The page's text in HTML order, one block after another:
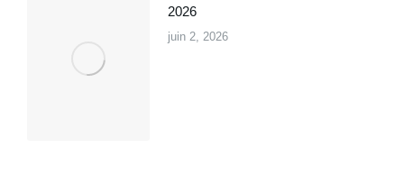
2026
juin 2, 2026